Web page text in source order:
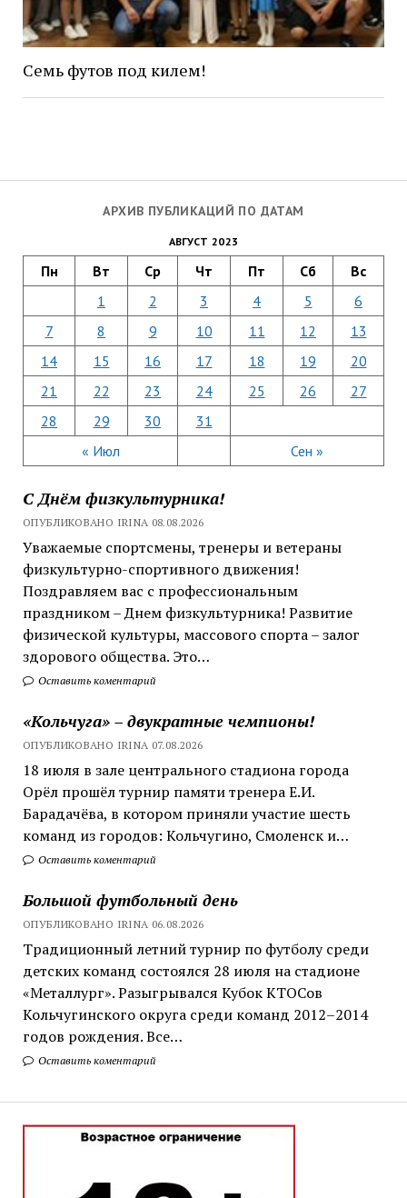
АРХИВ ПУБЛИКАЦИЙ ПО ДАТАМ
АВГУСТ 2023
Пн Вт Ср Чт Пт Сб Вс
« Июл Сен »
1 2 3 4 5
6
7
8 9 10 11 12
13
14
15 16 17 18 19
20
21
22 23 24 25 26
27
28
29 30 31
С Днём физкультурника!
ОПУБЛИКОВАНО IRINA 08.08.2026
Уважаемые спортсмены, тренеры и ветераны
физкультурно-спортивного движения!
Поздравляем вас с профессиональным
праздником – Днем физкультурника! Развитие
физической культуры, массового спорта – залог
здорового общества. Это…
Оставить коментарий
«Кольчуга» – двукратные чемпионы!
ОПУБЛИКОВАНО IRINA 07.08.2026
18 июля в зале центрального стадиона города
Орёл прошёл турнир памяти тренера Е.И.
Барадачёва, в котором приняли участие шесть
команд из городов: Кольчугино, Смоленск и…
Оставить коментарий
Большой футбольный день
ОПУБЛИКОВАНО IRINA 06.08.2026
Традиционный летний турнир по футболу среди
детских команд состоялся 28 июля на стадионе
«Металлург». Разыгрывался Кубок КТОСов
Кольчугинского округа среди команд 2012–2014
годов рождения. Все…
Оставить коментарий
Семь футов под килем!